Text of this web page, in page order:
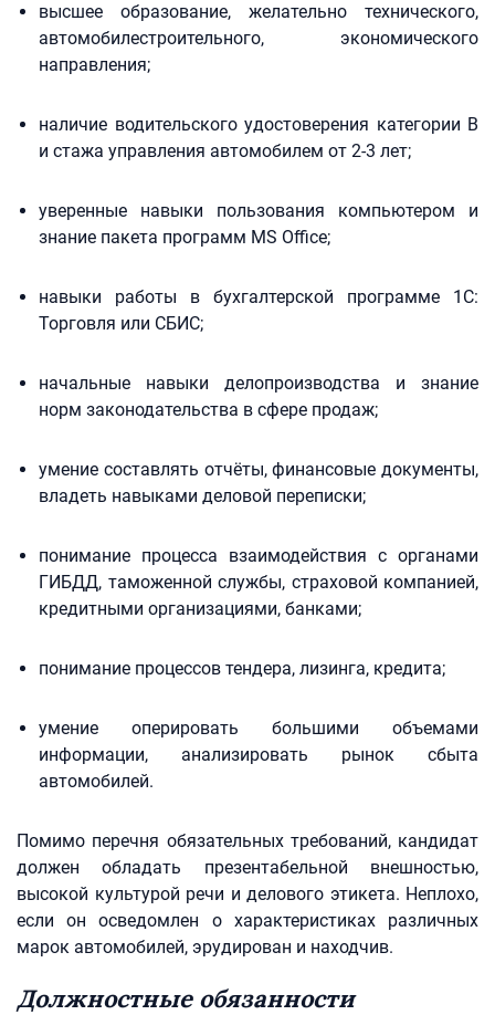
высшее образование, желательно технического,
автомобилестроительного, экономического
направления;
наличие водительского удостоверения категории В
и стажа управления автомобилем от 2-3 лет;
уверенные навыки пользования компьютером и
знание пакета программ MS Office;
навыки работы в бухгалтерской программе 1С:
Торговля или СБИС;
начальные навыки делопроизводства и знание
норм законодательства в сфере продаж;
умение составлять отчёты, финансовые документы,
владеть навыками деловой переписки;
понимание процесса взаимодействия с органами
ГИБДД, таможенной службы, страховой компанией,
кредитными организациями, банками;
понимание процессов тендера, лизинга, кредита;
умение оперировать большими объемами
информации, анализировать рынок сбыта
автомобилей.
Помимо перечня обязательных требований, кандидат
должен обладать презентабельной внешностью,
высокой культурой речи и делового этикета. Неплохо,
если он осведомлен о характеристиках различных
марок автомобилей, эрудирован и находчив.
Должностные обязанности